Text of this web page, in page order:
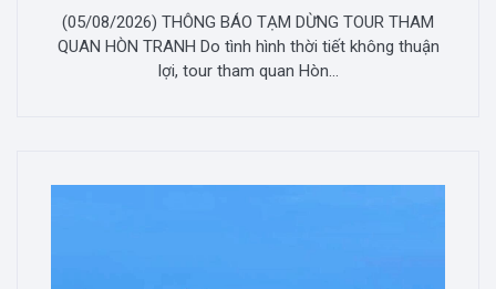
(05/08/2026) THÔNG BÁO TẠM DỪNG TOUR THAM
QUAN HÒN TRANH Do tình hình thời tiết không thuận
lợi, tour tham quan Hòn...